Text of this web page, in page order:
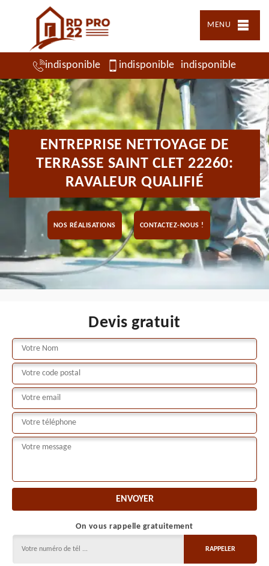
MENU
indisponible indisponible indisponible
ENTREPRISE NETTOYAGE DE
TERRASSE SAINT CLET 22260:
RAVALEUR QUALIFIÉ
NOS RÉALISATIONS CONTACTEZ-NOUS !
Devis gratuit
On vous rappelle gratuitement